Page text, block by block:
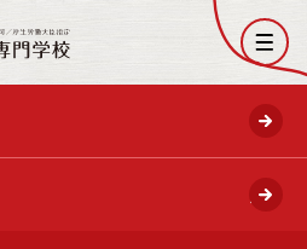
開く
開く